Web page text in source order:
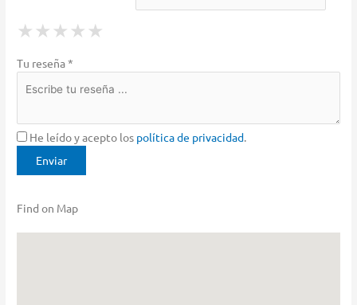
★ 1 Star
★ ★ 2 Stars
★ ★ ★ 3 Stars
★ ★ ★ ★ 4 Stars
★ ★ ★ ★ ★
Tu reseña *
He leído y acepto los política de privacidad.
Find on Map